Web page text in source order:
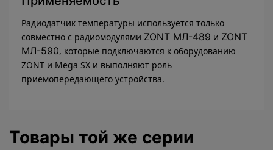
Радиодатчик температуры используется только
совместно с радиомодулями ZONT МЛ-489 и ZONT
МЛ-590, которые подключаются к оборудованию
ZONT и Mega SX и выполняют роль
приемопередающего устройства.
Товары той же серии